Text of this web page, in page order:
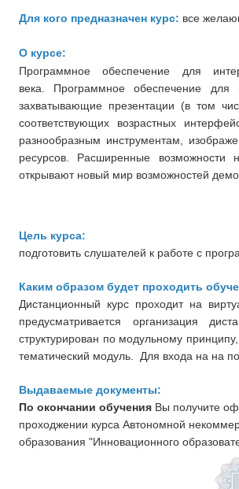
Для кого предназначен курс: все
О курсе:
Программное обеспечение для
века. Программное обеспечение для
захватывающие презентации (в том
соответствующих возрастных
разнообразным инструментам,
ресурсов. Расширенные возможности
открывают новый мир возможностей
Цель курса:
подготовить слушателей к работе с
Каким образом будет проходить
Дистанционный курс проходит на
предусматривается организация
структурирован по модульному
тематический модуль. Для входа на на
Выдаваемые документы:
По окончании обучения Вы получите
проходжении курса Автономной
образования "Инновационного